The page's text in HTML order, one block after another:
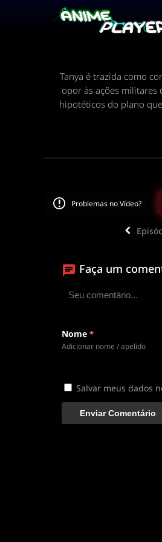
Tanya é trazida como
opor às ações militares
hipotéticos do plano
Clique
Problemas no Vídeo?
Faça um
Nome *
Adicionar nome / apelido
Salvar meus dados